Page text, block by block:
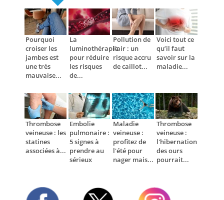
Pourquoi
croiser les
jambes est
une très
mauvaise...
La
luminothérapie
pour réduire
les risques
de...
Pollution de
l'air : un
risque accru
de caillot...
Voici tout ce
qu’il faut
savoir sur la
maladie...
Thrombose
veineuse : les
statines
associées à...
Embolie
pulmonaire :
5 signes à
prendre au
sérieux
Maladie
veineuse :
profitez de
l'été pour
nager mais...
Thrombose
veineuse :
l'hibernation
des ours
pourrait...